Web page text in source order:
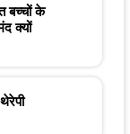
बच्चों के
क्यों